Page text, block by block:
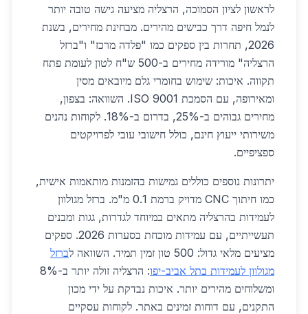
לראשון לציון הסמוכה, הרצליה מציעה גישה טובה יותר
לנמל חיפה דרך כבישים מהירים. מבחינת מחירים, בשנת
2026, תחרות בין ספקים כמו "פלדה מרכז" ו"ברזל
הרצליה" מורידה מחירים ב-500 ש"ח לטון לעומת פתח
תקווה. איכות: שימוש בחומרי גלם מיובאים מסין
ומאירופה, עם הסמכת ISO 9001. השוואה: בצפון,
מחירים גבוהים ב-25%, בדרום ב-18%. לקוחות נהנים
משירותי ייעוץ חינם, כולל חישובי עובי לפרויקטים
ספציפיים.
יתרונות נוספים כוללים גמישות בהזמנות מותאמות אישית,
כמו חיתוך CNC מדויק ברמת 0.1 מ"מ. ברזל מגולוון
לעמידות בהרצליה מתאים במיוחד לגדרות, גגות ומבנים
תעשייתיים, עם עמידות מוכחת בסערות 2026. ספקים
מציעים מלאי גדול: 500 טון זמין תמיד. השוואה ל
ברזל
מגולוון לעמידות בתל אביב-יפו
: הרצליה זולה יותר ב-8%
ומשלוחים מהירים יותר. איכות נבדקת על ידי מכון
התקנים, עם דוחות זמינים באתר. לקוחות עסקיים